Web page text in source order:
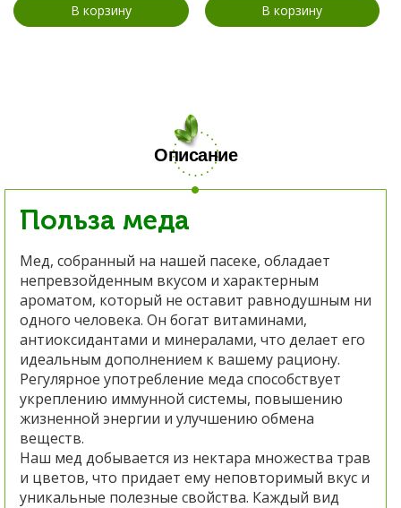
В корзину
В корзину
Описание
Польза меда
Мед, собранный на нашей пасеке, обладает
непревзойденным вкусом и характерным
ароматом, который не оставит равнодушным ни
одного человека. Он богат витаминами,
антиоксидантами и минералами, что делает его
идеальным дополнением к вашему рациону.
Регулярное употребление меда способствует
укреплению иммунной системы, повышению
жизненной энергии и улучшению обмена
веществ.
Наш мед добывается из нектара множества трав
и цветов, что придает ему неповторимый вкус и
уникальные полезные свойства. Каждый вид